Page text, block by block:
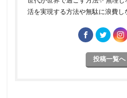
活を実現する方法や無駄に浪費
投稿一覧へ